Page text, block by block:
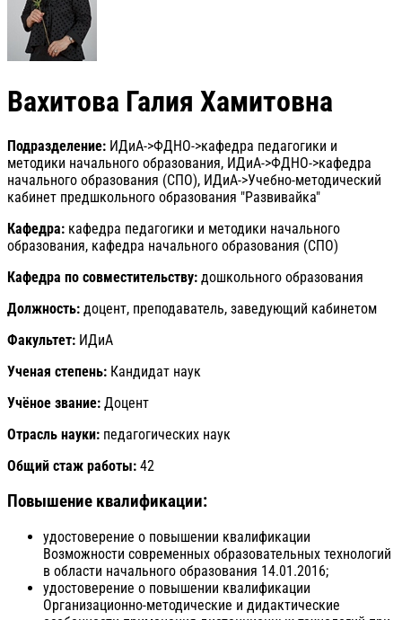
Вахитова Галия Хамитовна
Подразделение: ИДиА->ФДНО->кафедра педагогики и
методики начального образования, ИДиА->ФДНО->кафедра
начального образования (СПО), ИДиА->Учебно-методический
кабинет предшкольного образования "Развивайка"
Кафедра: кафедра педагогики и методики начального
образования, кафедра начального образования (СПО)
Кафедра по совместительству: дошкольного образования
Должность: доцент, преподаватель, заведующий кабинетом
Факультет: ИДиА
Ученая степень: Кандидат наук
Учёное звание: Доцент
Отрасль науки: педагогических наук
Общий стаж работы: 42
Повышение квалификации:
удостоверение о повышении квалификации
Возможности современных образовательных технологий
в области начального образования 14.01.2016;
удостоверение о повышении квалификации
Организационно-методические и дидактические